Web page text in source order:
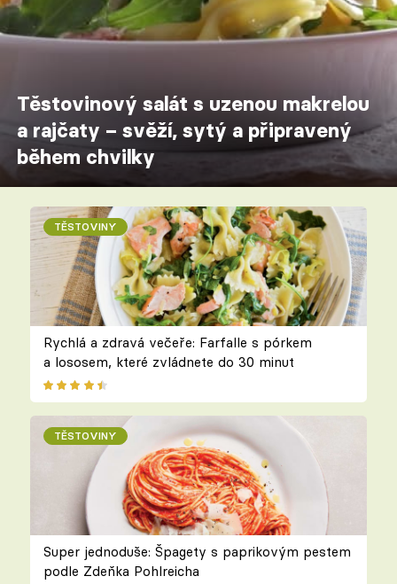
Těstovinový salát s uzenou makrelou
a rajčaty – svěží, sytý a připravený
během chvilky
TĚSTOVINY
Rychlá a zdravá večeře: Farfalle s pórkem
a lososem, které zvládnete do 30 minut
TĚSTOVINY
Super jednoduše: Špagety s paprikovým pestem
podle Zdeňka Pohlreicha